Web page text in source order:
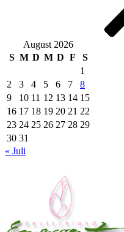
August 2026
S M D M D F
S
1
2
3 4 5 6 7
8
9
10 11 12 13 14 15
16 17 18 19 20 21 22
23 24 25 26 27 28 29
30 31
« Juli